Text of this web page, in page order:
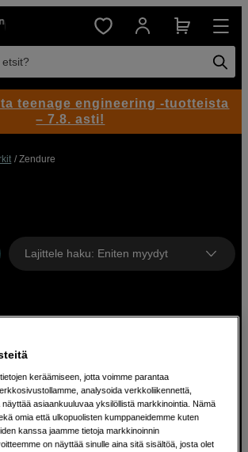
Zendure
Lajittele haku: Eniten myydyt
ihmisille jo vuodesta
teenage engineering -tuotteista
– 7.8. asti!
keräämiseen, jotta voimme parantaa
analysoida verkkoliikennettä,
asiaankuuluvaa yksilöllistä markkinointia. Nämä
omia että ulkopuolisten kumppaneidemme kuten
kanssa jaamme tietoja markkinoinnin
on näyttää sinulle aina sitä sisältöä, josta olet